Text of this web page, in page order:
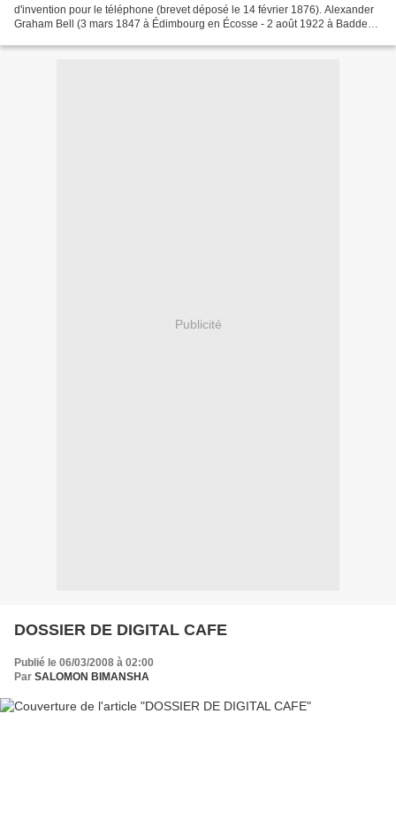
d'invention pour le téléphone (brevet déposé le 14 février 1876). Alexander
Graham Bell (3 mars 1847 à Édimbourg en Écosse - 2 août 1922 à Baddeck
Publicité
DOSSIER DE DIGITAL CAFE
Publié le 06/03/2008 à 02:00
Par SALOMON BIMANSHA